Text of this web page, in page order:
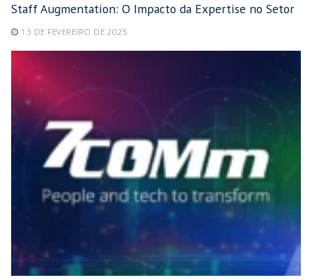
Staff Augmentation: O Impacto da Expertise no Setor
13 DE FEVEREIRO DE 2025